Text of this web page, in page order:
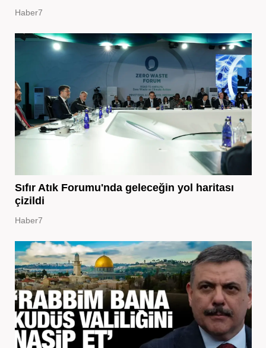
Haber7
Sıfır Atık Forumu'nda geleceğin yol haritası
çizildi
Haber7